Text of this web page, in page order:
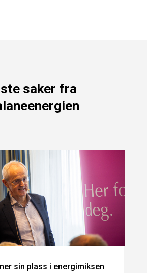
saker fra
sin plass i energimiksen